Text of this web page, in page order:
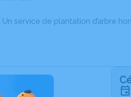
Un service de plantation d’arbre